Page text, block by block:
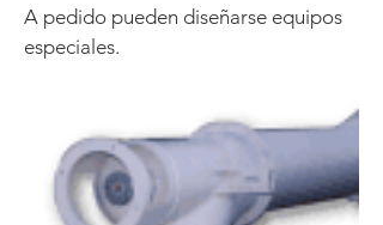
A pedido pueden diseñarse equipos
especiales.